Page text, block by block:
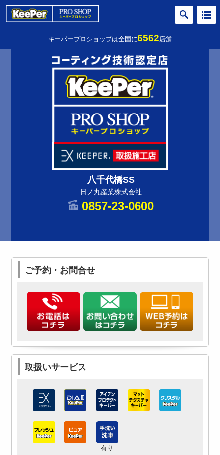
キーパープロショップは全国に6562店舗
八千代橋SS
日ノ丸産業株式会社
0857-23-0600
ご予約・お問合せ
取扱いサービス
有り